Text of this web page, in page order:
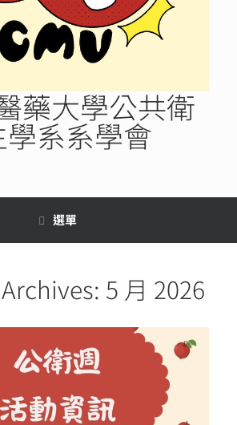
藥大學公共衛
學系系學會
選單
5 月 2026